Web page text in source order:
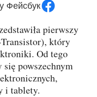
у Фейсбук
który
Od tego
powszechnym
i tablety.